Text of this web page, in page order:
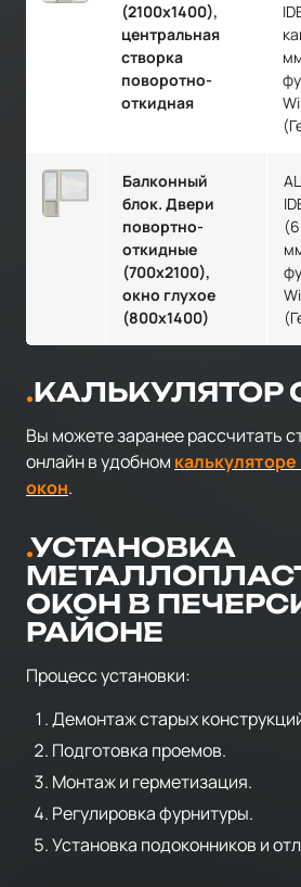
(2100х1400),
центральная
створка
поворотно-
откидная
Балконный
блок. Двери
повортно-
откидные
(700х2100),
окно глухое
(800х1400)
КАЛЬКУЛЯТОР
Вы можете заранее рассчитать
онлайн в удобном
окон.
УСТАНОВКА
ОКОН В
РАЙОНЕ
Процесс установки:
Демонтаж старых
Подготовка проемов.
Монтаж и герметизация.
Регулировка фурнитуры.
Установка подоконников и